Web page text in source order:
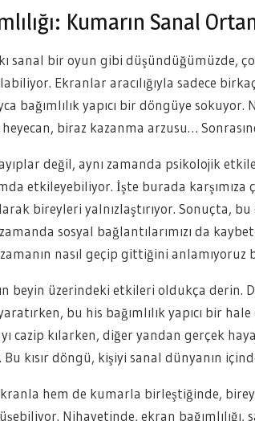
Kumarın Sanal
sanal bir oyun gibi düşündüğümüzde,
Ekranlar aracılığıyla sadece
bağımlılık yapıcı bir döngüye sokuyor.
biraz kazanma arzusu…
değil, aynı zamanda psikolojik
etkileyebiliyor. İşte burada karşımıza
bireyleri yalnızlaştırıyor. Sonuçta,
sosyal bağlantılarımızı da
nasıl geçip gittiğini anlamıyoruz
beyin üzerindeki etkileri oldukça derin.
bu his bağımlılık yapıcı bir
cazip kılarken, diğer yandan gerçek
kısır döngü, kişiyi sanal dünyanın
hem de kumarla birleştiğinde,
Nihayetinde, ekran bağımlılığı,